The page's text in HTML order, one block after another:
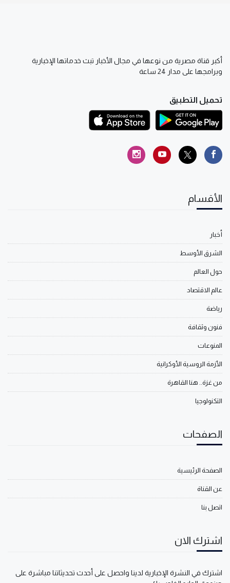
أكبر قناة مصرية من نوعها في مجال الأخبار تبث خدماتها الإخبارية
وبرامجها على مدار 24 ساعة
تحميل التطبيق
الأقسام
أخبار
الشرق الأوسط
حول العالم
عالم الاقتصاد
رياضة
فنون وثقافة
المنوعات
الأزمة الروسية الأوكرانية
من غزة.. هنا القاهرة
التكنولوجيا
الصفحات
الصفحة الرئيسية
عن القناة
اتصل بنا
اشترك الان
اشترك في النشرة الإخبارية لدينا واحصل على أحدث تحديثاتنا مباشرة على